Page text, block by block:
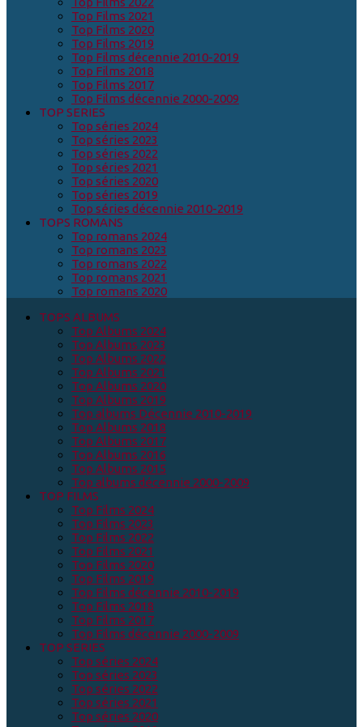
Top Films 2021
Top Films 2020
Top Films 2019
Top Films décennie 2010-2019
Top Films 2018
Top Films 2017
Top Films décennie 2000-2009
TOP SERIES
Top séries 2024
Top séries 2023
Top séries 2022
Top séries 2021
Top séries 2020
Top séries 2019
Top séries décennie 2010-2019
TOPS ROMANS
Top romans 2024
Top romans 2023
Top romans 2022
Top romans 2021
Top romans 2020
TOPS ALBUMS
Top Albums 2024
Top Albums 2023
Top Albums 2022
Top Albums 2021
Top Albums 2020
Top Albums 2019
Top albums Décennie 2010-2019
Top Albums 2018
Top Albums 2017
Top Albums 2016
Top Albums 2015
Top albums décennie 2000-2009
TOP FILMS
Top Films 2024
Top Films 2023
Top Films 2022
Top Films 2021
Top Films 2020
Top Films 2019
Top Films décennie 2010-2019
Top Films 2018
Top Films 2017
Top Films décennie 2000-2009
TOP SERIES
Top séries 2024
Top séries 2023
Top séries 2022
Top séries 2021
Top séries 2020